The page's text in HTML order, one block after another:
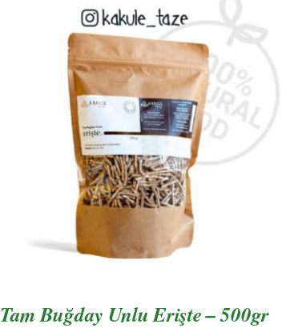
AYRINTILAR
Tam Buğday Unlu Erişte – 500gr